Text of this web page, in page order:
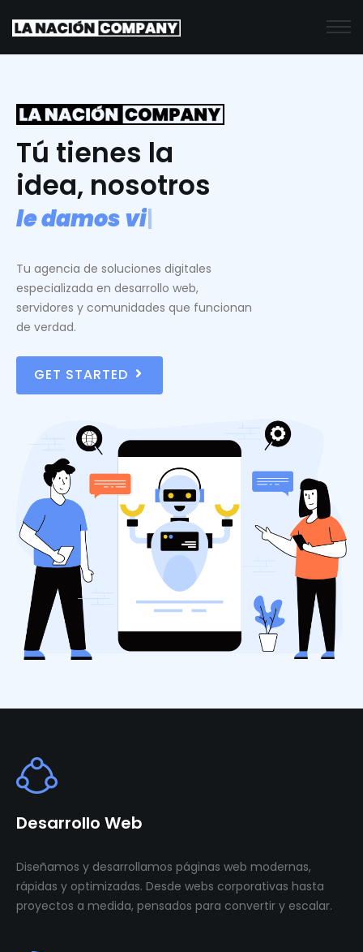
Tú tienes la
idea, nosotros
ledamosvid
Tu agencia de soluciones digitales
especializada en desarrollo web,
servidores y comunidades que funcionan
de verdad.
GET STARTED
Desarrollo Web
Diseñamos y desarrollamos páginas web modernas,
rápidas y optimizadas. Desde webs corporativas hasta
proyectos a medida, pensados para convertir y escalar.